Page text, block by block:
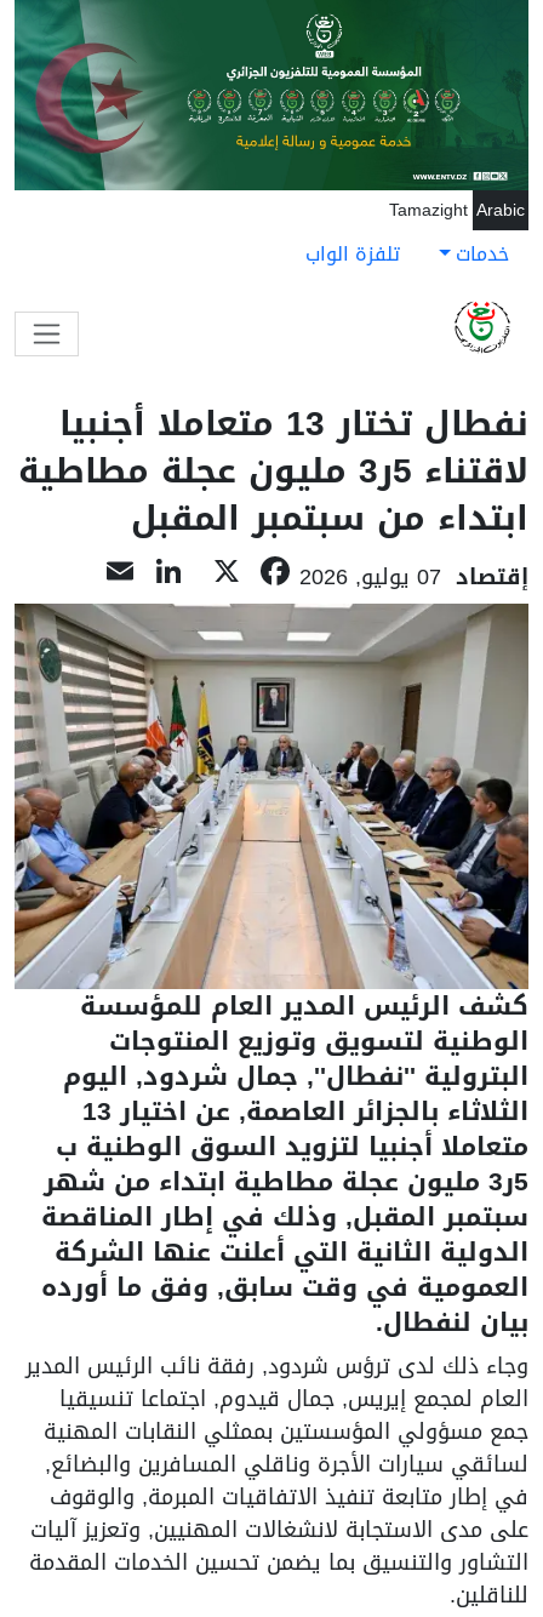
تجاوز إلى المحتوى الرئيسي
Arabic
Tamazight
خدمات تلفزة الواب
نفطال تختار 13 متعاملا أجنبيا
لاقتناء 5ر3 مليون عجلة مطاطية
ابتداء من سبتمبر المقبل
إقتصاد 07 يوليو, 2026 Facebook
LinkedIn
كشف الرئيس المدير العام للمؤسسة
الوطنية لتسويق وتوزيع المنتوجات
البترولية ''نفطال'', جمال شردود, اليوم
الثلاثاء بالجزائر العاصمة, عن اختيار 13
متعاملا أجنبيا لتزويد السوق الوطنية ب
5ر3 مليون عجلة مطاطية ابتداء من شهر
سبتمبر المقبل, وذلك في إطار المناقصة
الدولية الثانية التي أعلنت عنها الشركة
العمومية في وقت سابق, وفق ما أورده
بيان لنفطال.
وجاء ذلك لدى ترؤس شردود, رفقة نائب الرئيس المدير
العام لمجمع إيريس, جمال قيدوم, اجتماعا تنسيقيا
جمع مسؤولي المؤسستين بممثلي النقابات المهنية
لسائقي سيارات الأجرة وناقلي المسافرين والبضائع,
في إطار متابعة تنفيذ الاتفاقيات المبرمة, والوقوف
على مدى الاستجابة لانشغالات المهنيين, وتعزيز آليات
التشاور والتنسيق بما يضمن تحسين الخدمات المقدمة
للناقلين.